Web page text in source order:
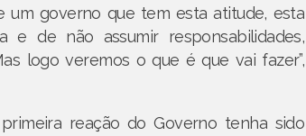
um governo que tem esta atitude, esta
de não assumir responsabilidades,
logo veremos o que é que vai fazer”,
reação do Governo tenha sido